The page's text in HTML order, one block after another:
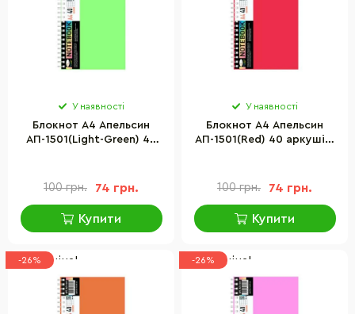
У наявності
Блокнот А4 Апельсин
АП-1501(Light-Green) 40
100 грн. 74 грн.
Купити
У наявності
Блокнот А4 Апельсин
АП-1501(Red) 40 аркушів,
100 грн. 74 грн.
Купити
-26%
Низька ціна! -26%
Низька ціна!